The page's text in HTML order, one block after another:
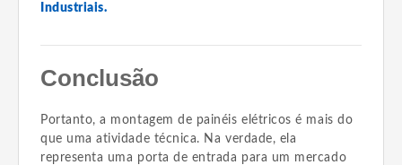
Industriais.
Conclusão
Portanto, a montagem de painéis elétricos é mais do
que uma atividade técnica. Na verdade, ela
representa uma porta de entrada para um mercado